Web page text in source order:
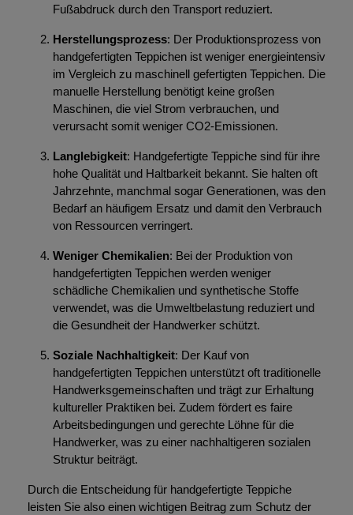
Fußabdruck durch den Transport reduziert.
Herstellungsprozess: Der Produktionsprozess von
handgefertigten Teppichen ist weniger energieintensiv
im Vergleich zu maschinell gefertigten Teppichen. Die
manuelle Herstellung benötigt keine großen
Maschinen, die viel Strom verbrauchen, und
verursacht somit weniger CO2-Emissionen.
Langlebigkeit: Handgefertigte Teppiche sind für ihre
hohe Qualität und Haltbarkeit bekannt. Sie halten oft
Jahrzehnte, manchmal sogar Generationen, was den
Bedarf an häufigem Ersatz und damit den Verbrauch
von Ressourcen verringert.
Weniger Chemikalien: Bei der Produktion von
handgefertigten Teppichen werden weniger
schädliche Chemikalien und synthetische Stoffe
verwendet, was die Umweltbelastung reduziert und
die Gesundheit der Handwerker schützt.
Soziale Nachhaltigkeit: Der Kauf von
handgefertigten Teppichen unterstützt oft traditionelle
Handwerksgemeinschaften und trägt zur Erhaltung
kultureller Praktiken bei. Zudem fördert es faire
Arbeitsbedingungen und gerechte Löhne für die
Handwerker, was zu einer nachhaltigeren sozialen
Struktur beiträgt.
Durch die Entscheidung für handgefertigte Teppiche
leisten Sie also einen wichtigen Beitrag zum Schutz der